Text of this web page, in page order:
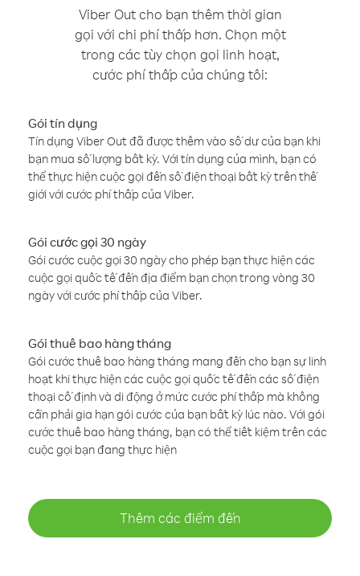
Viber Out cho bạn thêm thời gian
gọi với chi phí thấp hơn. Chọn một
trong các tùy chọn gọi linh hoạt,
cước phí thấp của chúng tôi:
Gói tín dụng
Tín dụng Viber Out đã được thêm vào số dư của bạn khi
bạn mua số lượng bất kỳ. Với tín dụng của mình, bạn có
thể thực hiện cuộc gọi đến số điện thoại bất kỳ trên thế
giới với cước phí thấp của Viber.
Gói cước gọi 30 ngày
Gói cước cuộc gọi 30 ngày cho phép bạn thực hiện các
cuộc gọi quốc tế đến địa điểm bạn chọn trong vòng 30
ngày với cước phí thấp của Viber.
Gói thuê bao hàng tháng
Gói cước thuê bao hàng tháng mang đến cho bạn sự linh
hoạt khi thực hiện các cuộc gọi quốc tế đến các số điện
thoại cố định và di động ở mức cước phí thấp mà không
cần phải gia hạn gói cước của bạn bất kỳ lúc nào. Với gói
cước thuê bao hàng tháng, bạn có thể tiết kiệm trên các
cuộc gọi bạn đang thực hiện
Thêm các điểm đến